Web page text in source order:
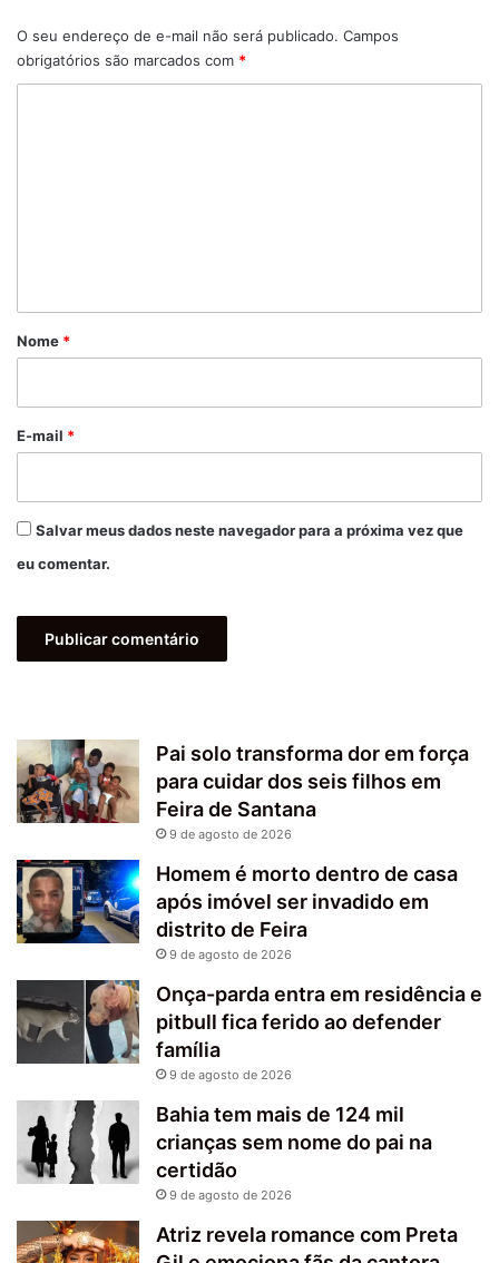
O seu endereço de e-mail não será publicado. Campos
obrigatórios são marcados com *
r
*
Nome *
E-mail *
Salvar meus dados neste navegador para a próxima vez que
eu comentar.
Pai solo transforma dor em força
para cuidar dos seis filhos em
Feira de Santana
9 de agosto de 2026
Homem é morto dentro de casa
após imóvel ser invadido em
distrito de Feira
9 de agosto de 2026
Onça-parda entra em residência e
pitbull fica ferido ao defender
família
9 de agosto de 2026
Bahia tem mais de 124 mil
crianças sem nome do pai na
certidão
9 de agosto de 2026
Atriz revela romance com Preta